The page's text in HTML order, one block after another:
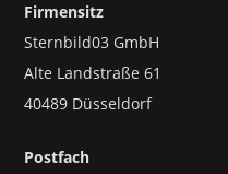
Firmensitz
Sternbild03 GmbH
Alte Landstraße 61
40489 Düsseldorf
Postfach